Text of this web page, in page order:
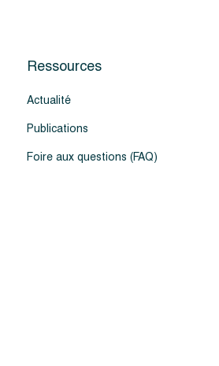
Ressources
Actualité
Publications
Foire aux questions (FAQ)